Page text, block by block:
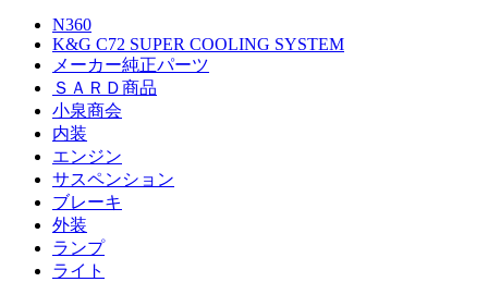
N360
K&G C72 SUPER COOLING SYSTEM
メーカー純正パーツ
ＳＡＲＤ商品
小泉商会
内装
エンジン
サスペンション
ブレーキ
外装
ランプ
ライト